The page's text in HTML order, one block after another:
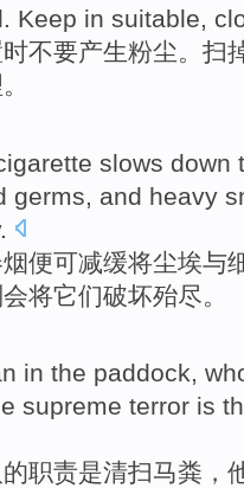
Keep in suitable,
时不要产生粉尘。 扫
slows down
germs and heavy
便可减缓将尘埃与
将它们破坏殆尽。
in the paddock,
supreme terror is
的职责是清扫马粪 ，